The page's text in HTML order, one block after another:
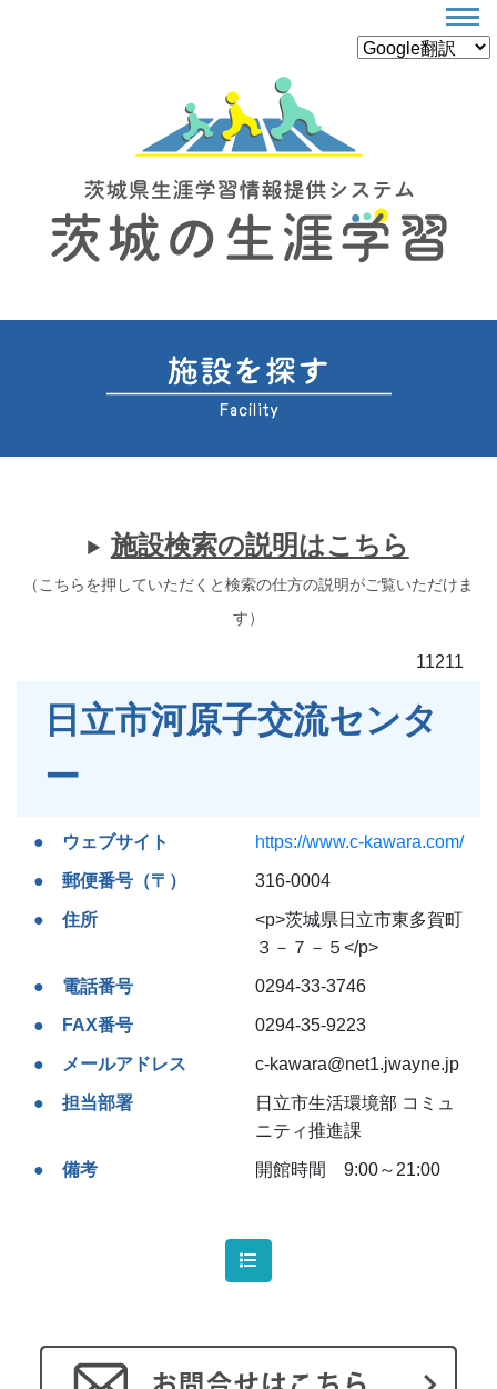
施設検索の説明はこちら
（こちらを押していただくと検索の仕方の説明がご覧いただけま
す）
11211
日立市河原子交流センタ
ー
ウェブサイト https://www.c-kawara.com/
郵便番号（〒） 316-0004
住所
<p>茨城県日立市東多賀町
３－７－５</p>
電話番号 0294-33-3746
FAX番号 0294-35-9223
メールアドレス c-kawara@net1.jwayne.jp
担当部署
日立市生活環境部 コミュ
ニティ推進課
備考 開館時間 9:00～21:00